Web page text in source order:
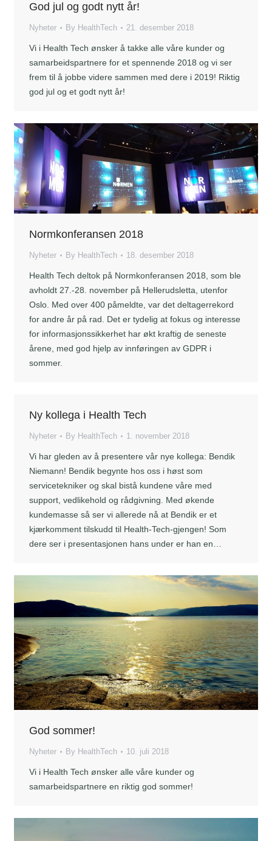
God jul og godt nytt år!
Nyheter By HealthTech 21. desember 2018
Vi i Health Tech ønsker å takke alle våre kunder og
samarbeidspartnere for et spennende 2018 og vi ser
frem til å jobbe videre sammen med dere i 2019! Riktig
god jul og et godt nytt år!
Normkonferansen 2018
Nyheter By HealthTech 18. desember 2018
Health Tech deltok på Normkonferansen 2018, som ble
avholdt 27.-28. november på Hellerudsletta, utenfor
Oslo. Med over 400 påmeldte, var det deltagerrekord
for andre år på rad. Det er tydelig at fokus og interesse
for informasjonssikkerhet har økt kraftig de seneste
årene, med god hjelp av innføringen av GDPR i
sommer.
Ny kollega i Health Tech
Nyheter By HealthTech 1. november 2018
Vi har gleden av å presentere vår nye kollega: Bendik
Niemann! Bendik begynte hos oss i høst som
servicetekniker og skal bistå kundene våre med
support, vedlikehold og rådgivning. Med økende
kundemasse så ser vi allerede nå at Bendik er et
kjærkomment tilskudd til Health-Tech-gjengen! Som
dere ser i presentasjonen hans under er han en…
God sommer!
Nyheter By HealthTech 10. juli 2018
Vi i Health Tech ønsker alle våre kunder og
samarbeidspartnere en riktig god sommer!